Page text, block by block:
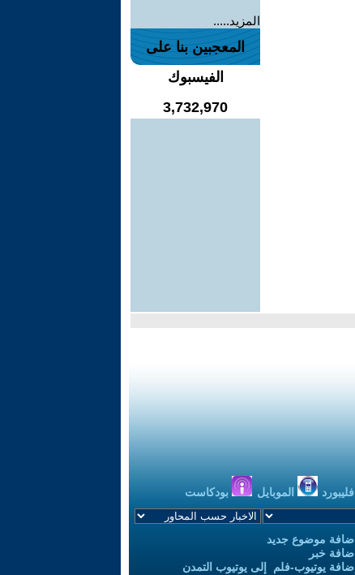
المزيد.....
المعجبين بنا على
الفيسبوك
3,732,970
فليبورد الموبايل بودكاست
اضافة موضوع جديد
اضافة خبر
إضافة يوتيوب-فلم إلى يوتيوب التمدن